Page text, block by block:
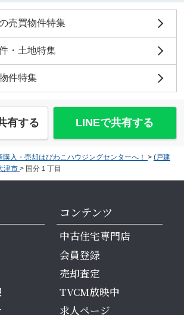
売買物件特集
・土地特集
件特集
有する LINEで共有する
入・売却はびわこハウジングセンターへ！ > (戸建
津市 > 国分１丁目
コンテンツ
中古住宅専門店
会員登録
売却査定
TVCM放映中
求人ページ